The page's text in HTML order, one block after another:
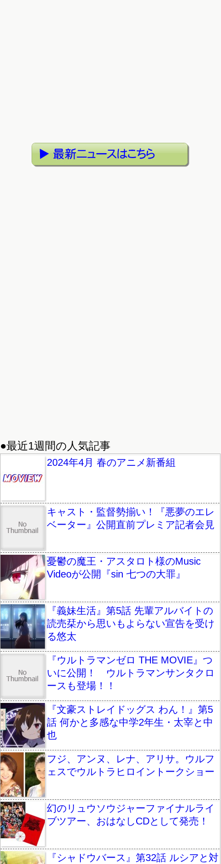
●最近1週間の人気記事
2024年4月 春のアニメ新番組
キャスト・監督勢揃い！『悪夢のエレ
ベーター』公開直前プレミア記者会見
憂鬱の魔王・アスタロト様のMusic
Videoが公開『sin 七つの大罪』
『義妹生活』第5話 先輩アルバイトの
読売栞から思いもよらない宣告を受け
る悠太
『ウルトラマンゼロ THE MOVIE』つ
いに公開！ ウルトラマンサンタクロ
ースも登場！！
『文豪ストレイドッグス わん！』第5
話 何かと多感な中学2年生・太宰と中
也
フジ、アンヌ、レナ、アリサ。ウルフ
ェスでウルトラヒロイントークショー
幻のリュウソウジャーファイナルライ
ブツアー、おはなしCDとして発売！
『シャドウバース』第32話 ルシアと対